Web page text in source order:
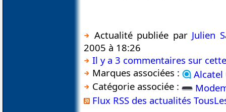
Actualité publiée par Julien
2005 à 18:26
Il y a 3 commentaires sur
Marques associées :
Alcatel
Catégorie associée :
Flux RSS des actualités